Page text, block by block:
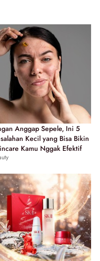
Anggap Sepele, Ini 5
Kecil yang Bisa Bikin
Kamu Nggak Efektif